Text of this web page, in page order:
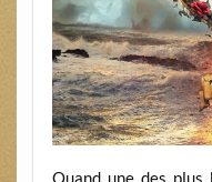
Quand une des